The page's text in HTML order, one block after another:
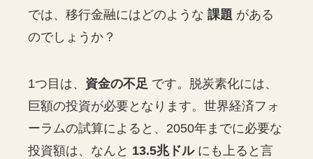
では、移行金融にはどのような課題 がある
のでしょうか？
1つ目は、 資金の不足 です。脱炭素化には、
巨額の投資が必要となります。世界経済フォ
ーラムの試算によると、2050年までに必要な
投資額は、なんと 13.5兆ドルにも上ると言